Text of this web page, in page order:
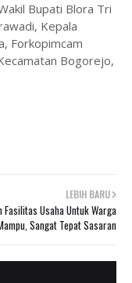
Bupati Blora Tri
Kepala
Forkopimcam
Bogorejo,
LEBIH BARU
Fasilitas Usaha Untuk Warga
Sangat Tepat Sasaran